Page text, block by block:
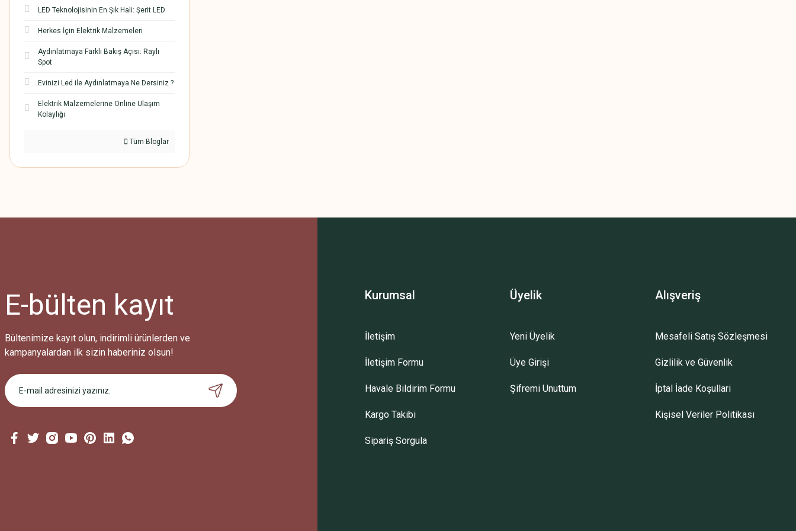
LED Teknolojisinin En Şık Hali: Şerit LED
Herkes İçin Elektrik Malzemeleri
Aydınlatmaya Farklı Bakış Açısı: Raylı
Spot
Evinizi Led ile Aydınlatmaya Ne Dersiniz ?
Elektrik Malzemelerine Online Ulaşım
Kolaylığı
Tüm Bloglar
E-bülten kayıt
Bültenimize kayıt olun, indirimli ürünlerden ve
kampanyalardan ilk sizin haberiniz olsun!
Kurumsal
İletişim
İletişim Formu
Havale Bildirim Formu
Kargo Takibi
Sipariş Sorgula
Üyelik
Yeni Üyelik
Üye Girişi
Şifremi Unuttum
Alışveriş
Mesafeli Satış Sözleşmesi
Gizlilik ve Güvenlik
İptal İade Koşullari
Kişisel Veriler Politikası